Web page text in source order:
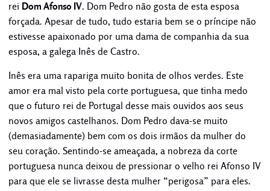
rei Dom Afonso IV. Dom Pedro não gosta de esta esposa
forçada. Apesar de tudo, tudo estaria bem se o príncipe não
estivesse apaixonado por uma dama de companhia da sua
esposa, a galega Inês de Castro.
Inês era uma rapariga muito bonita de olhos verdes. Este
amor era mal visto pela corte portuguesa, que tinha medo
que o futuro rei de Portugal desse mais ouvidos aos seus
novos amigos castelhanos. Dom Pedro dava-se muito
(demasiadamente) bem com os dois irmãos da mulher do
seu coração. Sentindo-se ameaçada, a nobreza da corte
portuguesa nunca deixou de pressionar o velho rei Afonso IV
para que ele se livrasse desta mulher “perigosa” para eles.